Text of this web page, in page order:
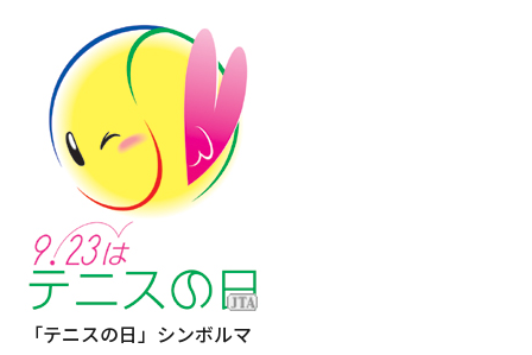
「テニスの日」シンボルマ